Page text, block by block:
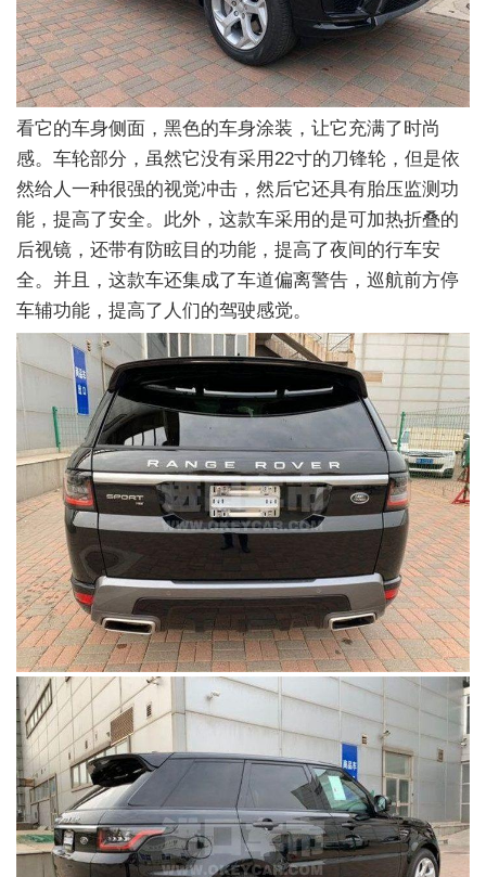
看它的车身侧面，黑色的车身涂装，让它充满了时尚
感。车轮部分，虽然它没有采用22寸的刀锋轮，但是依
然给人一种很强的视觉冲击，然后它还具有胎压监测功
能，提高了安全。此外，这款车采用的是可加热折叠的
后视镜，还带有防眩目的功能，提高了夜间的行车安
全。并且，这款车还集成了车道偏离警告，巡航前方停
车辅功能，提高了人们的驾驶感觉。